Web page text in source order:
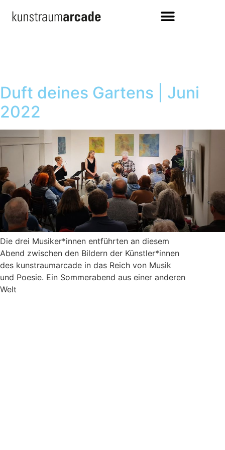
Duft deines Gartens | Juni
2022
Die drei Musiker*innen entführten an diesem
Abend zwischen den Bildern der Künstler*innen
des kunstraumarcade in das Reich von Musik
und Poesie. Ein Sommerabend aus einer anderen
Welt